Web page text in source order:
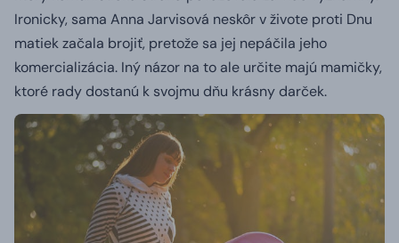
Ironicky, sama Anna Jarvisová neskôr v živote proti Dnu
matiek začala brojiť, pretože sa jej nepáčila jeho
komercializácia. Iný názor na to ale určite majú mamičky,
ktoré rady dostanú k svojmu dňu krásny darček.